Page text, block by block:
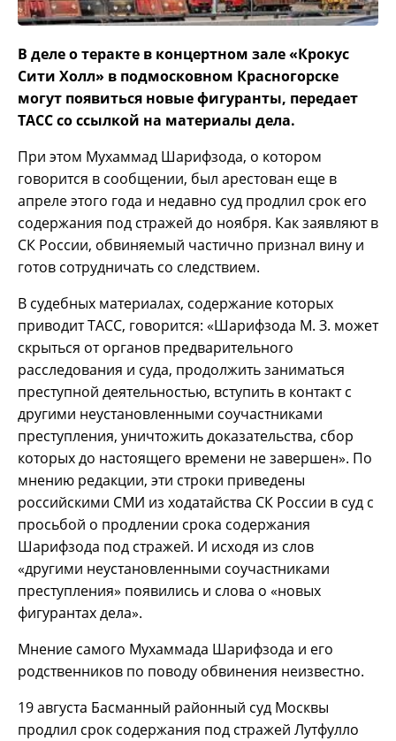
В деле о теракте в концертном зале «Крокус
Сити Холл» в подмосковном Красногорске
могут появиться новые фигуранты, передает
ТАСС со ссылкой на материалы дела.
При этом Мухаммад Шарифзода, о котором
говорится в сообщении, был арестован еще в
апреле этого года и недавно суд продлил срок его
содержания под стражей до ноября. Как заявляют в
СК России, обвиняемый частично признал вину и
готов сотрудничать со следствием.
В судебных материалах, содержание которых
приводит ТАСС, говорится: «Шарифзода М. З. может
скрыться от органов предварительного
расследования и суда, продолжить заниматься
преступной деятельностью, вступить в контакт с
другими неустановленными соучастниками
преступления, уничтожить доказательства, сбор
которых до настоящего времени не завершен». По
мнению редакции, эти строки приведены
российскими СМИ из ходатайства СК России в суд с
просьбой о продлении срока содержания
Шарифзода под стражей. И исходя из слов
«другими неустановленными соучастниками
преступления» появились и слова о «новых
фигурантах дела».
Мнение самого Мухаммада Шарифзода и его
родственников по поводу обвинения неизвестно.
19 августа Басманный районный суд Москвы
продлил срок содержания под стражей Лутфулло